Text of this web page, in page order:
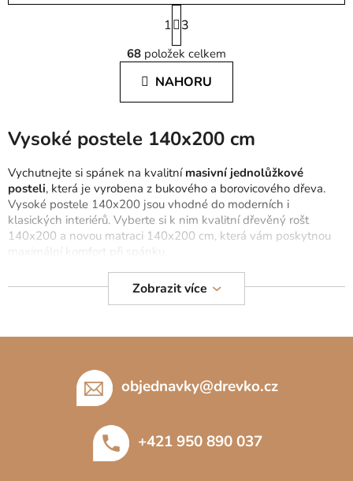
O
v
l
á
d
a
c
p
r
v
k
ý
p
s
S
t
r
á
k
o
á
n
1 3
68 položek celkem
NAHORU
Vysoké postele 140x200 cm
Vychutnejte si spánek na kvalitní masivní jednolůžkové
posteli, která je vyrobena z bukového a borovicového dřeva.
Vysoké postele 140x200 jsou vhodné do moderních i
klasických interiérů. Vyberte si k nim kvalitní dřevěný rošt
140x200 a novou matraci 140x200 cm, která vám poskytnou
maximální komfort při spánku.
V nabídce jsou ijednolůžkové postele 90x200z masivu,
Zobrazit více
objednavky@drevko.cz
+421 950 890 037